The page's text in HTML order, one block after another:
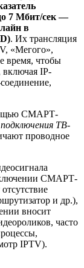
Интернет-
на экране
получаемой
канала,
(другими
чтобы
СМАРТ-
сек. Но такие
лишь
много
трансляции